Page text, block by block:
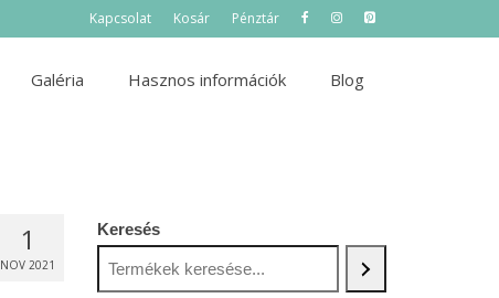
Kapcsolat Kosár Pénztár
Galéria Hasznos információk Blog
1
NOV 2021
Keresés